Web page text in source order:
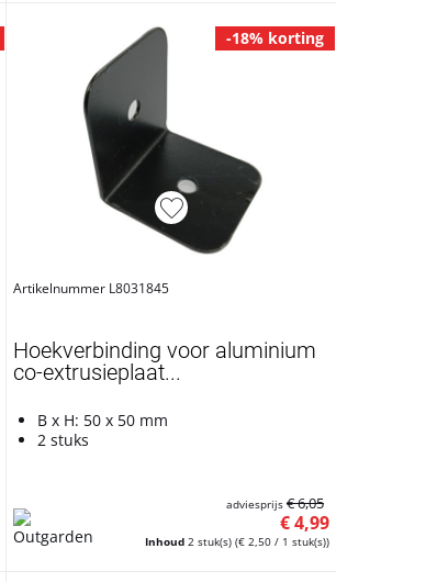
-18% korting
Artikelnummer L8031845
Hoekverbinding voor aluminium
co-extrusieplaat...
B x H: 50 x 50 mm
2 stuks
Inhoud 2 stuk(s) (€ 2,50 / 1 stuk(s))
€ 4,99
adviesprijs € 6,05